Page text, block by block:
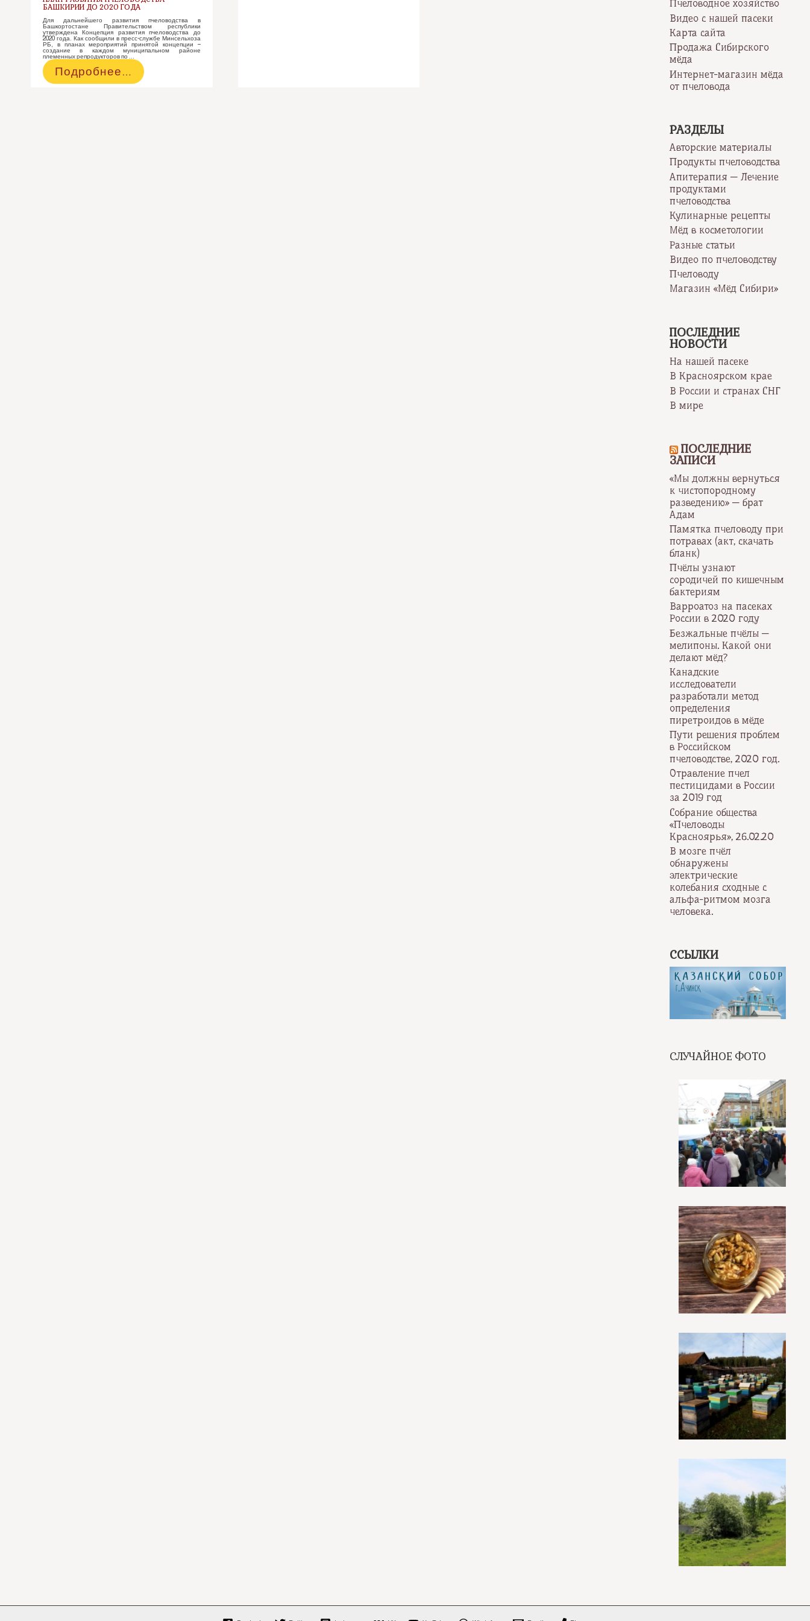
БАШКИРИИ ДО 2020 ГОДА
Для дальнейшего развития пчеловодства в
Башкортостане Правительством республики
утверждена Концепция развития пчеловодства до
2020 года. Как сообщили в пресс-службе Минсельхоза
РБ, в планах мероприятий принятой концепции –
создание в каждом муниципальном районе
племенных репродукторов по …
План
развития
Подробнее…
Пчеловодное хозяйство
Видео с нашей пасеки
Карта сайта
Продажа Сибирского
мёда
Интернет-магазин мёда
от пчеловода
РАЗДЕЛЫ
Авторские материалы
Продукты пчеловодства
Апитерапия — Лечение
продуктами
пчеловодства
Кулинарные рецепты
Мёд в косметологии
Разные статьи
Видео по пчеловодству
Пчеловоду
Магазин «Мёд Сибири»
ПОСЛЕДНИЕ
НОВОСТИ
На нашей пасеке
В Красноярском крае
В России и странах СНГ
В мире
ПОСЛЕДНИЕ
ЗАПИСИ
«Мы должны вернуться
к чистопородному
разведению» — брат
Адам
Памятка пчеловоду при
потравах (акт, скачать
бланк)
Пчёлы узнают
сородичей по кишечным
бактериям
Варроатоз на пасеках
России в 2020 году
Безжальные пчёлы —
мелипоны. Какой они
делают мёд?
Канадские
исследователи
разработали метод
определения
пиретроидов в мёде
Пути решения проблем
в Российском
пчеловодстве, 2020 год.
Отравление пчел
пестицидами в России
за 2019 год
Собрание общества
«Пчеловоды
Красноярья», 26.02.20
В мозге пчёл
обнаружены
электрические
колебания сходные с
альфа-ритмом мозга
человека.
ССЫЛКИ
СЛУЧАЙНОЕ ФОТО